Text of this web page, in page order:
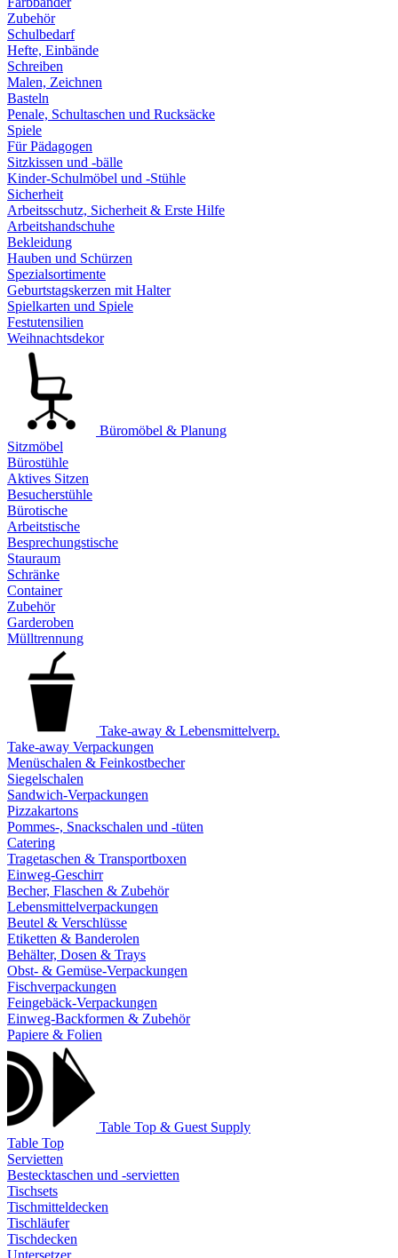
Zubehör
Schulbedarf
Hefte, Einbände
Schreiben
Malen, Zeichnen
Basteln
Penale, Schultaschen und Rucksäcke
Spiele
Für Pädagogen
Sitzkissen und -bälle
Kinder-Schulmöbel und -Stühle
Sicherheit
Arbeitsschutz, Sicherheit & Erste Hilfe
Arbeitshandschuhe
Bekleidung
Hauben und Schürzen
Spezialsortimente
Geburtstagskerzen mit Halter
Spielkarten und Spiele
Festutensilien
Weihnachtsdekor
Büromöbel & Planung
Sitzmöbel
Bürostühle
Aktives Sitzen
Besucherstühle
Bürotische
Arbeitstische
Besprechungstische
Stauraum
Schränke
Container
Zubehör
Garderoben
Mülltrennung
Take-away & Lebensmittelverp.
Take-away Verpackungen
Menüschalen & Feinkostbecher
Siegelschalen
Sandwich-Verpackungen
Pizzakartons
Pommes-, Snackschalen und -tüten
Catering
Tragetaschen & Transportboxen
Einweg-Geschirr
Becher, Flaschen & Zubehör
Lebensmittelverpackungen
Beutel & Verschlüsse
Etiketten & Banderolen
Behälter, Dosen & Trays
Obst- & Gemüse-Verpackungen
Fischverpackungen
Feingebäck-Verpackungen
Einweg-Backformen & Zubehör
Papiere & Folien
Table Top & Guest Supply
Table Top
Servietten
Bestecktaschen und -servietten
Tischsets
Tischmitteldecken
Tischläufer
Tischdecken